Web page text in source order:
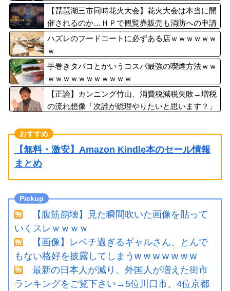
ぎに過ぎない｣との認識を示す
【琵琶湖三市同時花火大会】花火大会は本当に開
催されるのか…ＨＰで観覧券販売も消防への申請
なし、３自治体は「関与してない」と声明
ハズレのフードコートに必ずある店ｗｗｗｗｗｗ
ｗ
手巻きタバコとかいうコスパ最強の喫煙方法ｗｗ
ｗｗｗｗｗｗｗｗｗｗｗ
【正論】カンニング竹山、消費税減税失敗→増税
の流れ想像「次誰が総理やりたいと思います？」
【無料・激安】Amazon Kindle本のセール情報
まとめ
【腹筋崩壊】見た瞬間吹いた画像を貼って
いくスレｗｗｗｗ
【画像】レベチ過ぎるギャルさん、とんで
もない格好を披露してしまうw w w w w w w
最新の日本人が減り、外国人が増えた街市
ランキングをご覧下さい→5位川口市、4位京都